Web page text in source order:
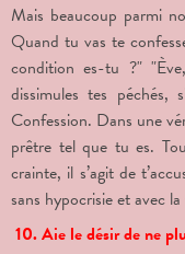
Mais beaucoup parmi
Quand tu vas te
condition es-tu ?"
dissimules tes péchés,
Confession. Dans une
prêtre tel que tu es.
crainte, il s’agit de
sans hypocrisie et avec
10. Aie le désir de ne